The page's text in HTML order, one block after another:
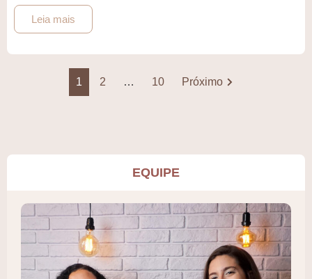
Leia mais
1 2 … 10 Próximo
EQUIPE